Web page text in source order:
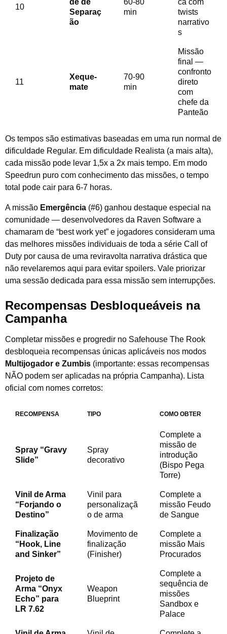
10
de de
Separaç
ão
60-80
min
ca com
twists
narrativo
s
11
Xeque-
mate
70-90
min
Missão
final —
confronto
direto
com
chefe da
Panteão
Os tempos são estimativas baseadas em uma run normal de
dificuldade Regular. Em dificuldade Realista (a mais alta),
cada missão pode levar 1,5x a 2x mais tempo. Em modo
Speedrun puro com conhecimento das missões, o tempo
total pode cair para 6-7 horas.
A missão Emergência (#6) ganhou destaque especial na
comunidade — desenvolvedores da Raven Software a
chamaram de “best work yet” e jogadores consideram uma
das melhores missões individuais de toda a série Call of
Duty por causa de uma reviravolta narrativa drástica que
não revelaremos aqui para evitar spoilers. Vale priorizar
uma sessão dedicada para essa missão sem interrupções.
Recompensas Desbloqueáveis na
Campanha
Completar missões e progredir no Safehouse The Rook
desbloqueia recompensas únicas aplicáveis nos modos
Multijogador e Zumbis (importante: essas recompensas
NÃO podem ser aplicadas na própria Campanha). Lista
oficial com nomes corretos:
RECOMPENSA TIPO COMO OBTER
Spray “Gravy
Slide”
Spray
decorativo
Complete a
missão de
introdução
(Bispo Pega
Torre)
Vinil de Arma
“Forjando o
Destino”
Vinil para
personalizaçã
o de arma
Complete a
missão Feudo
de Sangue
Finalização
“Hook, Line
and Sinker”
Movimento de
finalização
(Finisher)
Complete a
missão Mais
Procurados
Projeto de
Arma “Onyx
Echo” para
LR 7.62
Weapon
Blueprint
Complete a
sequência de
missões
Sandbox e
Palace